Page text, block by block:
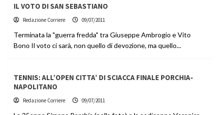
IL VOTO DI SAN SEBASTIANO
Redazione Corriere 09/07/2011
Terminata la "guerra fredda" tra Giuseppe Ambrogio e Vito
Bono Il voto ci sarà, non quello di devozione, ma quello...
TENNIS: ALL’OPEN CITTA’ DI SCIACCA FINALE PORCHIA-
NAPOLITANO
Redazione Corriere 09/07/2011